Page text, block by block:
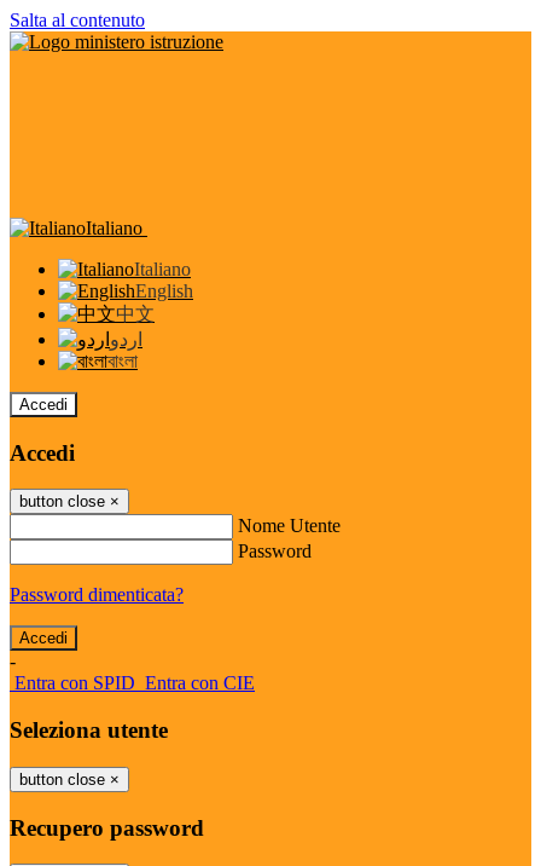
Salta al contenuto
Italiano
Italiano
English
中文
اردو
বাংলা
Accedi
Accedi
button close ×
Nome Utente
Password
Password dimenticata?
-
Entra con SPID Entra con CIE
Seleziona utente
button close ×
Recupero password